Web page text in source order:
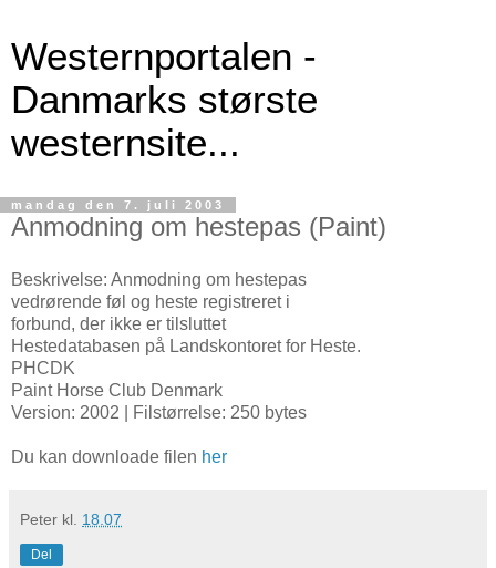
Westernportalen -
Danmarks største
westernsite...
mandag den 7. juli 2003
Anmodning om hestepas (Paint)
Beskrivelse: Anmodning om hestepas
vedrørende føl og heste registreret i
forbund, der ikke er tilsluttet
Hestedatabasen på Landskontoret for Heste.
PHCDK
Paint Horse Club Denmark
Version: 2002 | Filstørrelse: 250 bytes
Du kan downloade filen her
Peter kl. 18.07
Del